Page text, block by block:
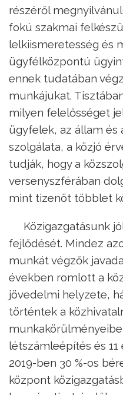
részéről
fokú szakmai
lelkiismeretesség és
ügyfélközpontú
ennek tudatában
munkájukat.
milyen felelősséget
ügyfelek, az állam és
szolgálata, a közjó
tudják, hogy a
versenyszférában
mint tizenöt többlet
Közigazgatásunk
fejlődését. Mindez
munkát végzők
években romlott a
jövedelmi helyzete,
történtek a
létszámleépítés és
2019-ben 30 %-os
központ